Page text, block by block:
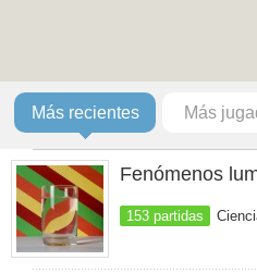
Más recientes Más
Fenómenos
153 partidas